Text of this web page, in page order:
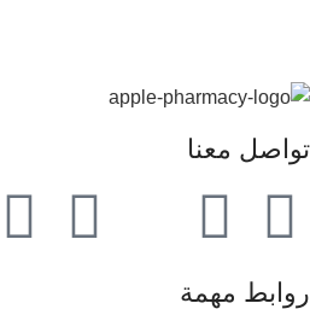
تواصل معنا
روابط مهمة